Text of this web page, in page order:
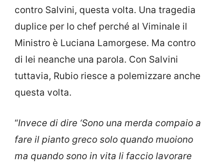
contro Salvini, questa volta. Una tragedia
duplice per lo chef perché al Viminale il
Ministro è Luciana Lamorgese. Ma contro
di lei neanche una parola. Con Salvini
tuttavia, Rubio riesce a polemizzare anche
questa volta.
“Invece di dire ‘Sono una merda compaio a
fare il pianto greco solo quando muoiono
ma quando sono in vita li faccio lavorare